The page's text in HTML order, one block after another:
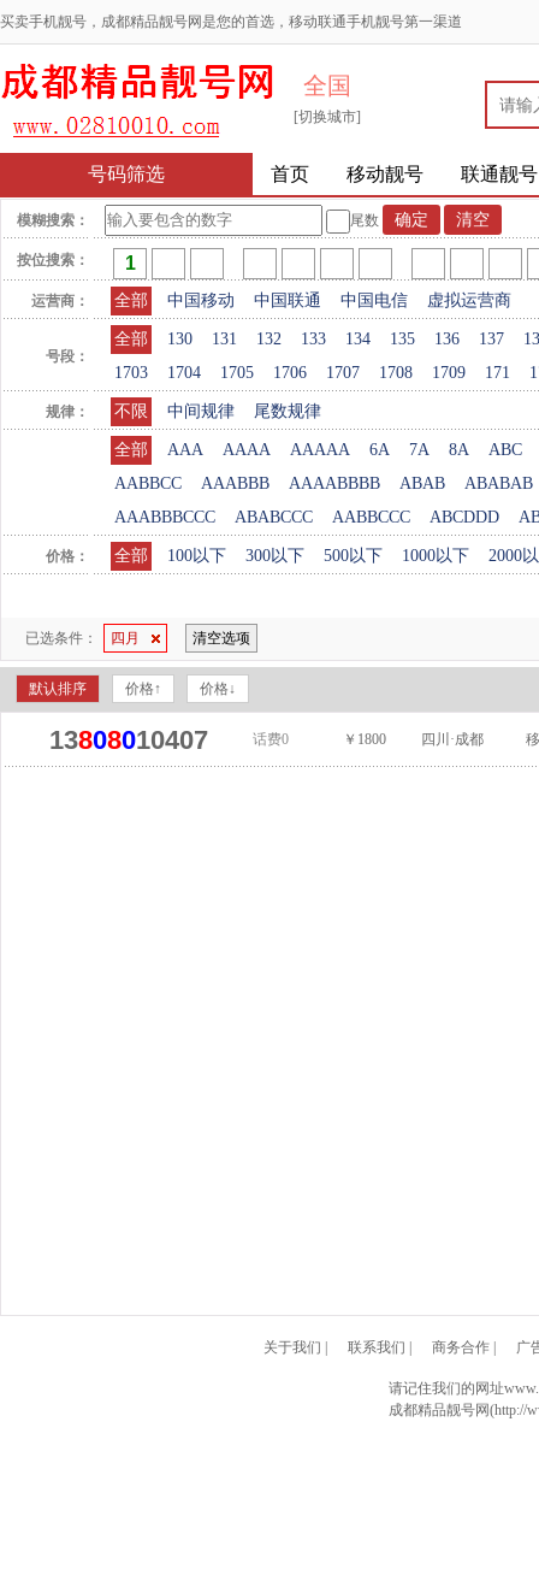
买卖手机靓号，成都精品靓号网是您的首选，移动联通手机靓号第一渠道
全国
[切换城市]
号码筛选 首页 移动靓号 联通靓号
模糊搜索： 尾数
按位搜索：
运营商： 全部 中国移动 中国联通 中国电信 虚拟运营商
号段：
全部 130 131 132 133 134 135 136 137
1703
1704 1705 1706 1707 1708 1709 171
规律： 不限 中间规律 尾数规律
全部 AAA AAAA AAAAA 6A 7A 8A
ABC
AABBCC
AAABBB AAAABBBB ABAB
ABABAB
AAABBBCCC
ABABCCC AABBCCC ABCDDD
价格： 全部 100以下 300以下 500以下 1000以下 2000
已选条件： 四月 清空选项
默认排序 价格↑ 价格↓
13808010407 话费0 ￥1800 四川·成都
关于我们 联系我们 商务合作| 广
请记住我们的网址
成都精品靓号网(http://